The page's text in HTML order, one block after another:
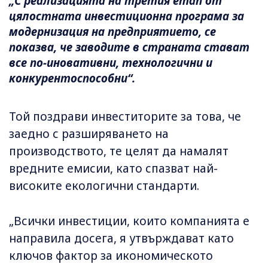
цялостната инвестиционна програма за
модернизация на предприятието, се
показва, че заводите в страната стават
все по-иновативни, технологични и
конкурентоспособни“.
Той поздрави инвеститорите за това, че
заедно с разширяването на
производството, те целят да намалят
вредните емисии, като спазват най-
високите екологични стандарти.
„Всички инвестиции, които компанията е
направила досега, я утвърждават като
ключов фактор за икономическото